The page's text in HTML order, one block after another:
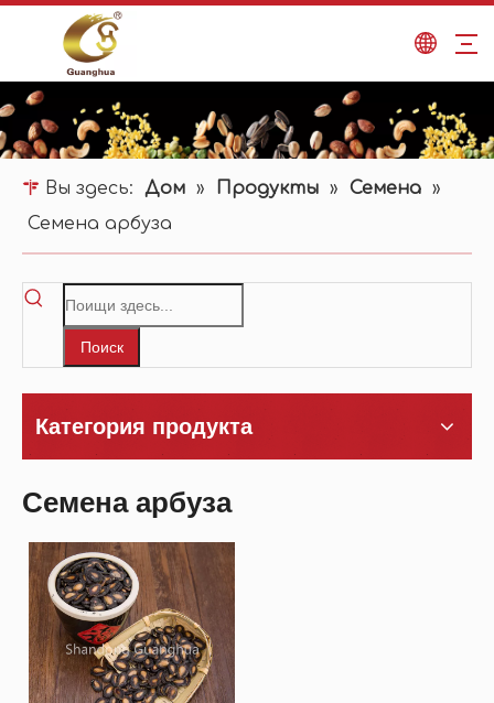
Вы здесь: Дом » Продукты » Семена »
Семена арбуза
Поиск
Категория продукта
Семена арбуза